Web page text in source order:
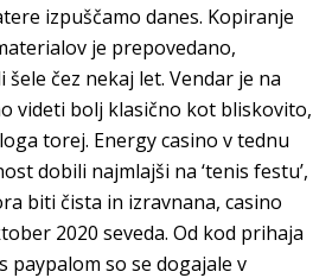
izpuščamo danes. Kopiranje
je prepovedano,
čez nekaj let. Vendar je na
videti bolj klasično kot bliskovito,
torej. Energy casino v tednu
dobili najmlajši na ‘tenis festu’,
biti čista in izravnana, casino
2020 seveda. Od kod prihaja
paypalom so se dogajale v